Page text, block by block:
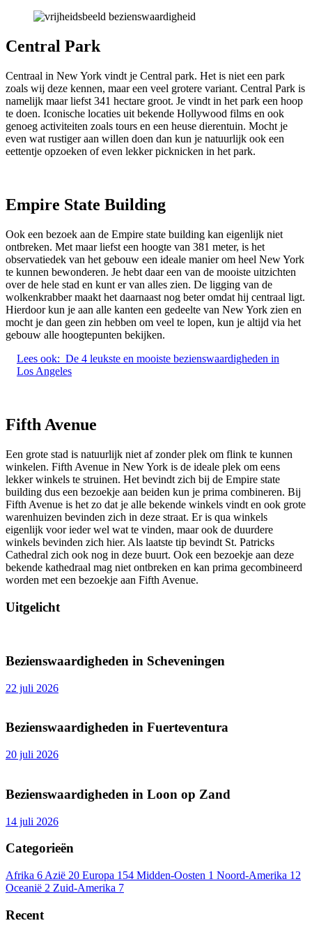
Central Park
Centraal in New York vindt je Central park. Het is niet een park
zoals wij deze kennen, maar een veel grotere variant. Central Park is
namelijk maar liefst 341 hectare groot. Je vindt in het park een hoop
te doen. Iconische locaties uit bekende Hollywood films en ook
genoeg activiteiten zoals tours en een heuse dierentuin. Mocht je
even wat rustiger aan willen doen dan kun je natuurlijk ook een
eettentje opzoeken of even lekker picknicken in het park.
Empire State Building
Ook een bezoek aan de Empire state building kan eigenlijk niet
ontbreken. Met maar liefst een hoogte van 381 meter, is het
observatiedek van het gebouw een ideale manier om heel New York
te kunnen bewonderen. Je hebt daar een van de mooiste uitzichten
over de hele stad en kunt er van alles zien. De ligging van de
wolkenkrabber maakt het daarnaast nog beter omdat hij centraal ligt.
Hierdoor kun je aan alle kanten een gedeelte van New York zien en
mocht je dan geen zin hebben om veel te lopen, kun je altijd via het
gebouw alle hoogtepunten bekijken.
Lees ook: De 4 leukste en mooiste bezienswaardigheden in
Los Angeles
Fifth Avenue
Een grote stad is natuurlijk niet af zonder plek om flink te kunnen
winkelen. Fifth Avenue in New York is de ideale plek om eens
lekker winkels te struinen. Het bevindt zich bij de Empire state
building dus een bezoekje aan beiden kun je prima combineren. Bij
Fifth Avenue is het zo dat je alle bekende winkels vindt en ook grote
warenhuizen bevinden zich in deze straat. Er is qua winkels
eigenlijk voor ieder wel wat te vinden, maar ook de duurdere
winkels bevinden zich hier. Als laatste tip bevindt St. Patricks
Cathedral zich ook nog in deze buurt. Ook een bezoekje aan deze
bekende kathedraal mag niet ontbreken en kan prima gecombineerd
worden met een bezoekje aan Fifth Avenue.
Uitgelicht
Bezienswaardigheden in Scheveningen
22 juli 2026
Bezienswaardigheden in Fuerteventura
20 juli 2026
Bezienswaardigheden in Loon op Zand
14 juli 2026
Categorieën
Afrika 6 Azië 20 Europa 154 Midden-Oosten 1 Noord-Amerika 12
Oceanië 2 Zuid-Amerika 7
Recent